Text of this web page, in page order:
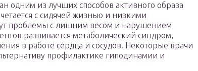
одним из лучших способов активного образа
с сидячей жизнью и низкими
проблемы с лишним весом и нарушением
развивается метаболический синдром,
в работе сердца и сосудов. Некоторые врачи
профилактике гиподинамии и